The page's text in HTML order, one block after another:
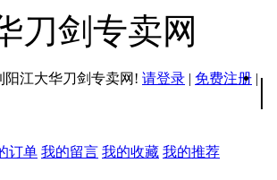
刀剑专卖网
阳江大华刀剑专卖网! 请登录 | 免费注册 | |
订单 我的留言 我的收藏 我的推荐